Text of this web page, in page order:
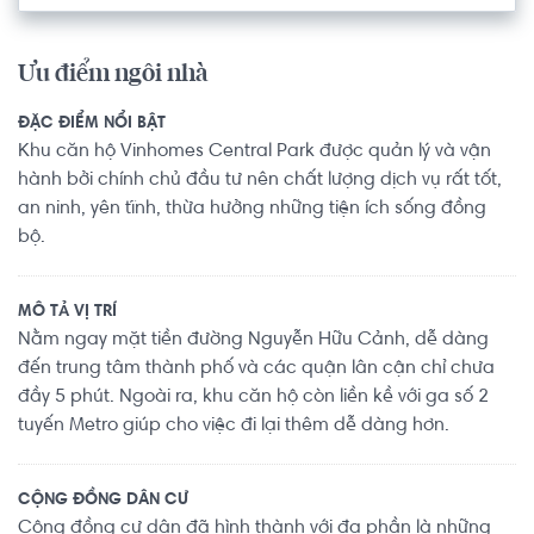
Ưu điểm ngôi nhà
ĐẶC ĐIỂM NỔI BẬT
Khu căn hộ Vinhomes Central Park được quản lý và vận
hành bởi chính chủ đầu tư nên chất lượng dịch vụ rất tốt,
an ninh, yên tĩnh, thừa hưởng những tiện ích sống đồng
bộ.
MÔ TẢ VỊ TRÍ
Nằm ngay mặt tiền đường Nguyễn Hữu Cảnh, dễ dàng
đến trung tâm thành phố và các quận lân cận chỉ chưa
đầy 5 phút. Ngoài ra, khu căn hộ còn liền kề với ga số 2
tuyến Metro giúp cho việc đi lại thêm dễ dàng hơn.
CỘNG ĐỒNG DÂN CƯ
Cộng đồng cư dân đã hình thành với đa phần là những